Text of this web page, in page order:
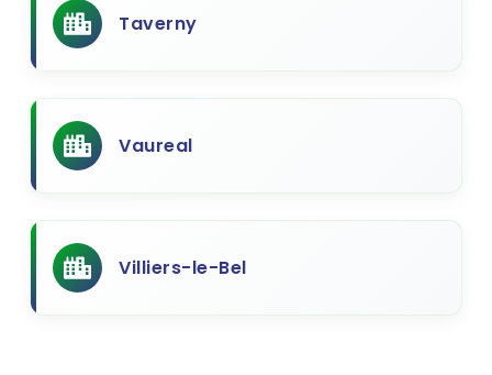
Taverny
Vaureal
Villiers-le-Bel